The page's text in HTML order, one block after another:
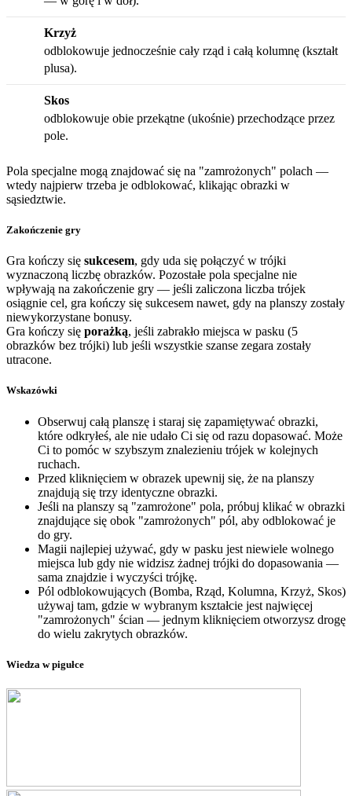
Krzyż
odblokowuje jednocześnie cały rząd i całą kolumnę (kształt
plusa).
Skos
odblokowuje obie przekątne (ukośnie) przechodzące przez
pole.
Pola specjalne mogą znajdować się na "zamrożonych" polach —
wtedy najpierw trzeba je odblokować, klikając obrazki w
sąsiedztwie.
Zakończenie gry
Gra kończy się sukcesem, gdy uda się połączyć w trójki
wyznaczoną liczbę obrazków. Pozostałe pola specjalne nie
wpływają na zakończenie gry — jeśli zaliczona liczba trójek
osiągnie cel, gra kończy się sukcesem nawet, gdy na planszy zostały
niewykorzystane bonusy.
Gra kończy się porażką, jeśli zabrakło miejsca w pasku (5
obrazków bez trójki) lub jeśli wszystkie szanse zegara zostały
utracone.
Wskazówki
Obserwuj całą planszę i staraj się zapamiętywać obrazki,
które odkryłeś, ale nie udało Ci się od razu dopasować. Może
Ci to pomóc w szybszym znalezieniu trójek w kolejnych
ruchach.
Przed kliknięciem w obrazek upewnij się, że na planszy
znajdują się trzy identyczne obrazki.
Jeśli na planszy są "zamrożone" pola, próbuj klikać w obrazki
znajdujące się obok "zamrożonych" pól, aby odblokować je
do gry.
Magii najlepiej używać, gdy w pasku jest niewiele wolnego
miejsca lub gdy nie widzisz żadnej trójki do dopasowania —
sama znajdzie i wyczyści trójkę.
Pól odblokowujących (Bomba, Rząd, Kolumna, Krzyż, Skos)
używaj tam, gdzie w wybranym kształcie jest najwięcej
"zamrożonych" ścian — jednym kliknięciem otworzysz drogę
do wielu zakrytych obrazków.
Wiedza w pigułce